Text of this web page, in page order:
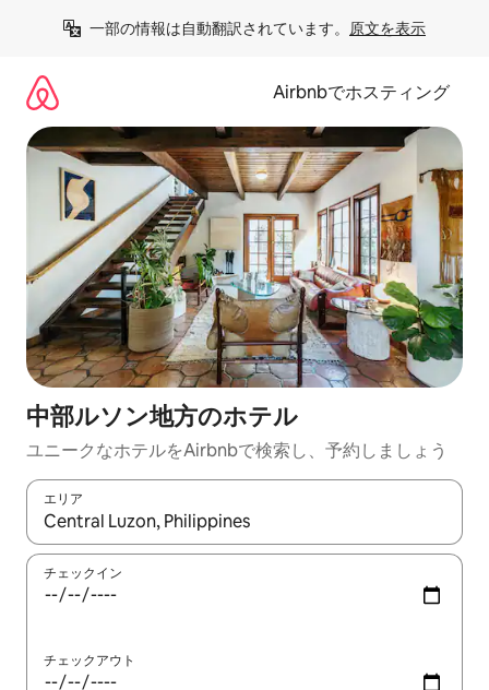
一部の情報は自動翻訳されています。 原文を表示
Airbnbでホスティング
中部ルソン地方のホ⁠テ⁠ル
ユニークなホ⁠テ⁠ル⁠をAirbnb⁠で検⁠索⁠し⁠、予⁠約し⁠ま⁠し⁠ょ⁠う
エリア
検索結果が表示されたら、上下の矢印キーを使って移動するか
チェックイン
チェックアウト